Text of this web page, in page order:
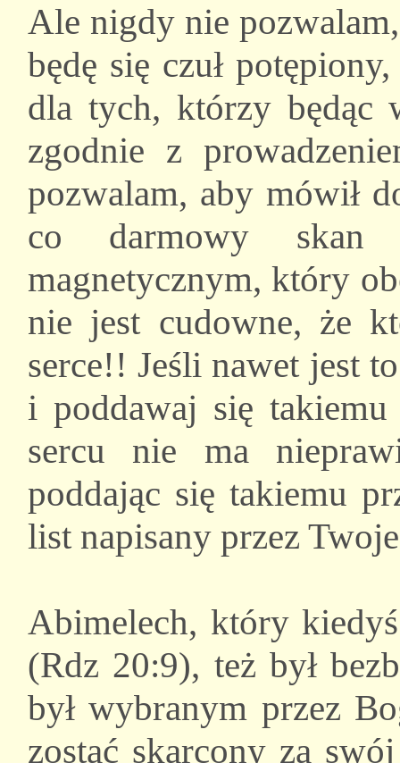
Ale nigdy nie
będę się czuł
dla tych, którzy będąc
zgodnie z
pozwalam, aby mówił
co darmowy skan
magnetycznym, który
nie jest cudowne, że
serce!! Jeśli nawet jest
i poddawaj się
sercu nie ma
poddając się takiemu
list napisany przez
Abimelech, który
(Rdz 20:9), też był
był wybranym przez
zostać skarcony za